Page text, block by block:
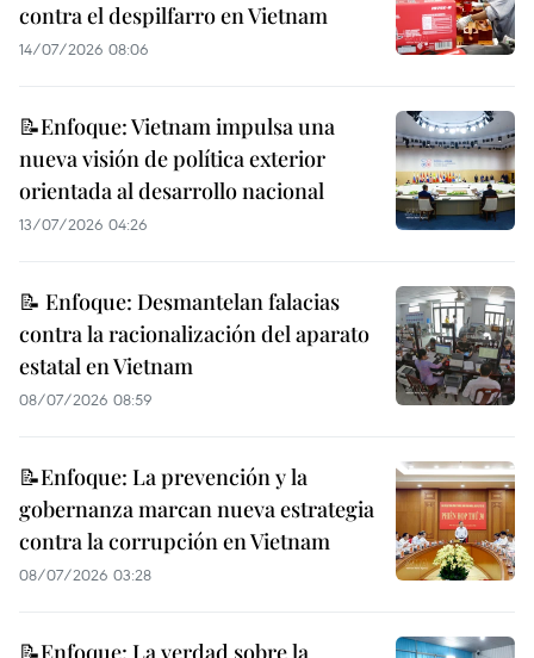
contra el despilfarro en Vietnam
14/07/2026 08:06
📝Enfoque: Vietnam impulsa una
nueva visión de política exterior
orientada al desarrollo nacional
13/07/2026 04:26
📝 Enfoque: Desmantelan falacias
contra la racionalización del aparato
estatal en Vietnam
08/07/2026 08:59
📝Enfoque: La prevención y la
gobernanza marcan nueva estrategia
contra la corrupción en Vietnam
08/07/2026 03:28